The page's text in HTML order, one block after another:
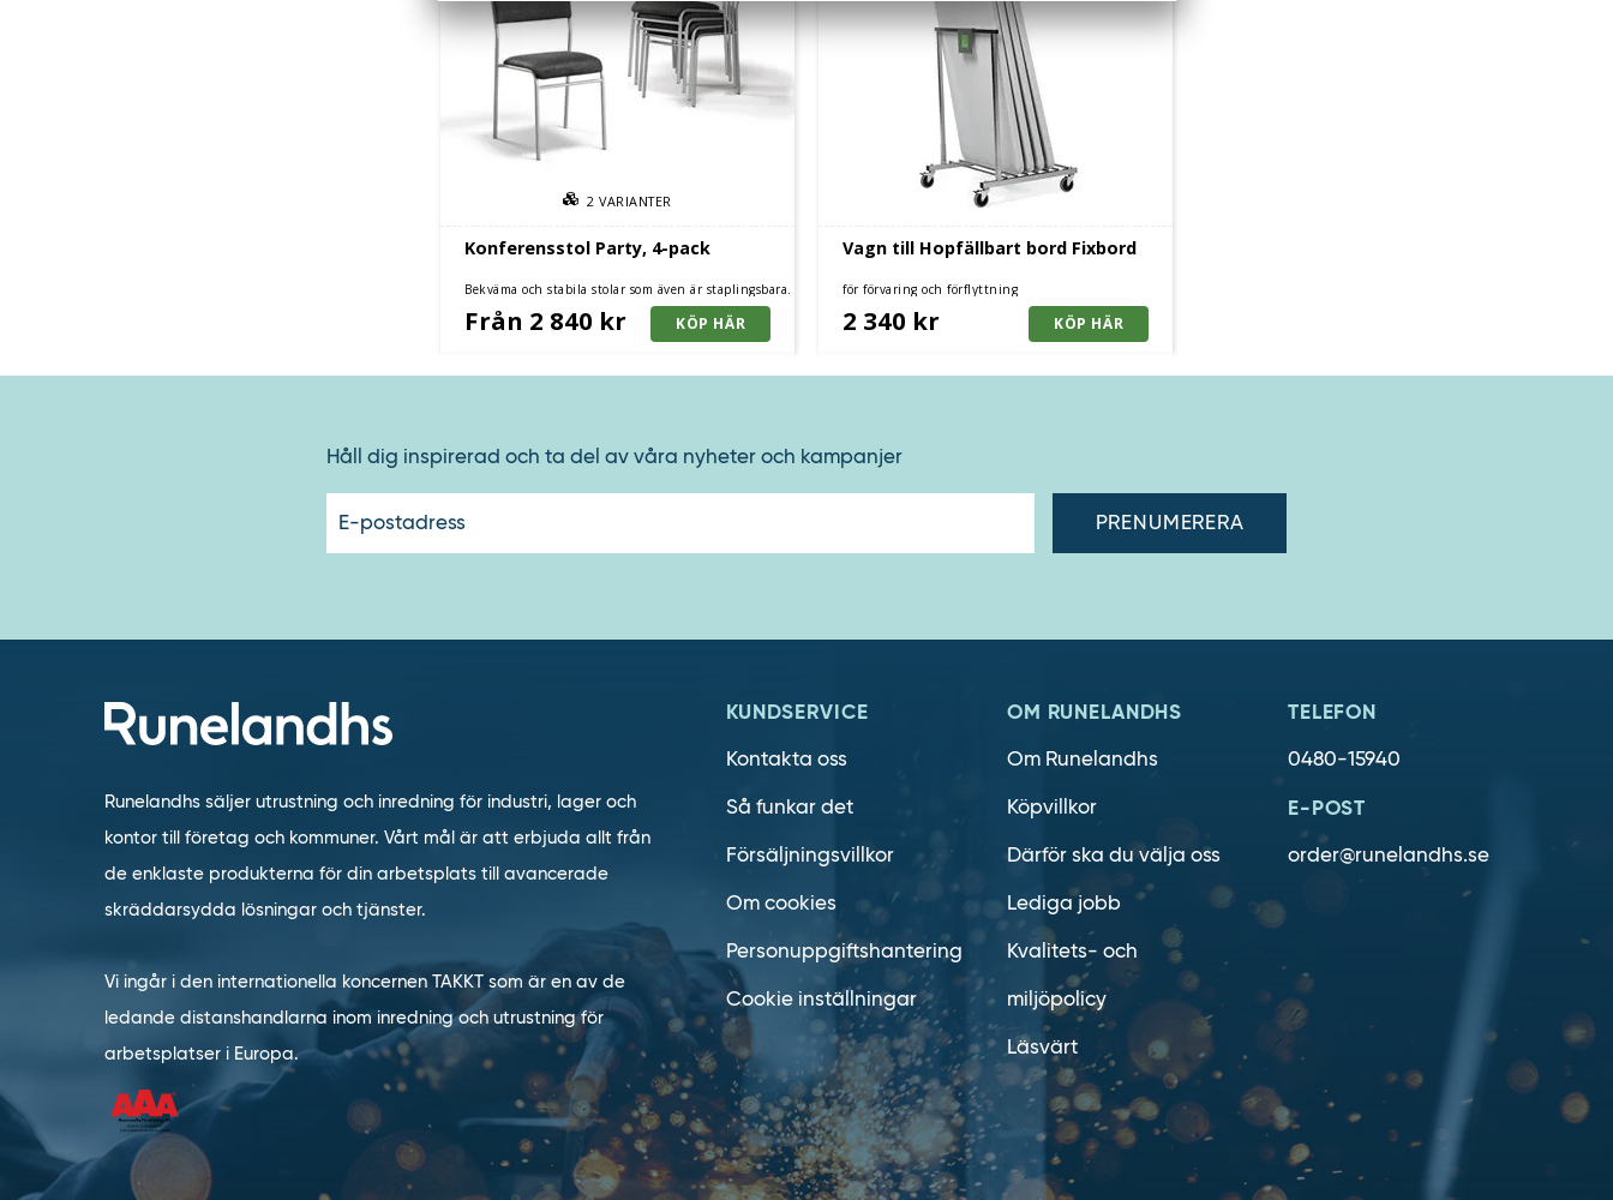
Konferensstol Party, 4-pack
Bekväma och stabila stolar som även är staplingsbara.
2VARIANTER
Från 2 840 kr
Vagn till Hopfällbart bord Fixbord
för förvaring och förflyttning
2 340 kr
Håll dig inspirerad och ta del av våra nyheter och kampanjer
postadress"
Runelandhs säljer utrustning och inredning för industri, lager och
kontor till företag och kommuner. Vårt mål är att erbjuda allt från
de enklaste produkterna för din arbetsplats till avancerade
skräddarsydda lösningar och tjänster.
Vi ingår i den internationella koncernen TAKKT som är en av de
ledande distanshandlarna inom inredning och utrustning för
arbetsplatser i Europa.
KUNDSERVICE
Kontakta oss
Så funkar det
Försäljningsvillkor
Om cookies
Personuppgiftshantering
Cookie inställningar
OM RUNELANDHS
Om Runelandhs
Köpvillkor
Därför ska du välja oss
Lediga jobb
Kvalitets- och
miljöpolicy
Läsvärt
TELEFON
0480-15940
E-POST
order@runelandhs.se